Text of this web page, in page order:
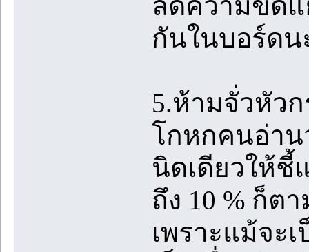
กันในบอร์ดน
5.ห้ามจั่วหัวก
โกหกคนอ่าน
นิดเดียวให้ชี้
ถึง 10 % ก็ต
เพราะแม้จะ